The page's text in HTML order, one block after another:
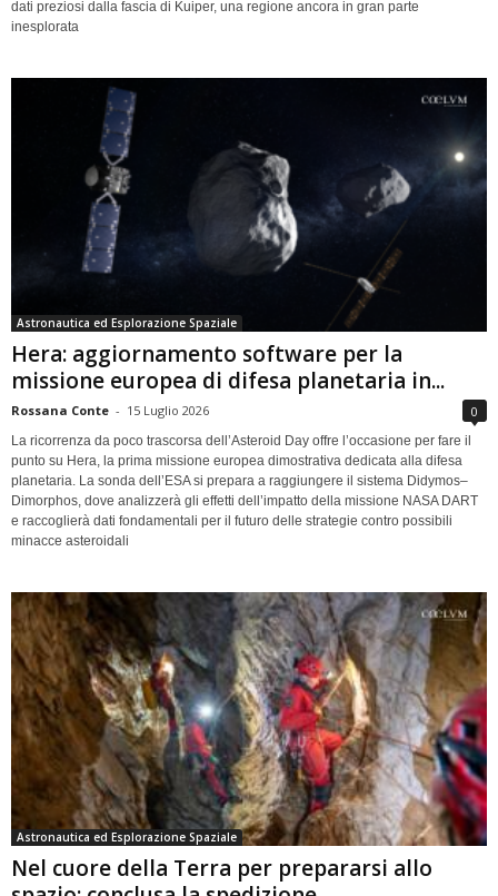
dati preziosi dalla fascia di Kuiper, una regione ancora in gran parte
inesplorata
Astronautica ed Esplorazione Spaziale
Hera: aggiornamento software per la
missione europea di difesa planetaria in...
Rossana Conte - 15 Luglio 2026 0
La ricorrenza da poco trascorsa dell’Asteroid Day offre l’occasione per fare il
punto su Hera, la prima missione europea dimostrativa dedicata alla difesa
planetaria. La sonda dell’ESA si prepara a raggiungere il sistema Didymos–
Dimorphos, dove analizzerà gli effetti dell’impatto della missione NASA DART
e raccoglierà dati fondamentali per il futuro delle strategie contro possibili
minacce asteroidali
Astronautica ed Esplorazione Spaziale
Nel cuore della Terra per prepararsi allo